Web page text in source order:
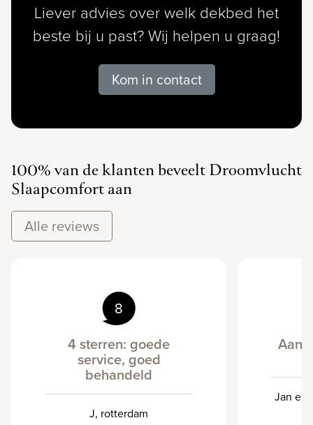
Liever advies over welk dekbed het
beste bij u past? Wij helpen u graag!
Kom in contact
100% van de klanten beveelt Droomvlucht
Slaapcomfort aan
Alle reviews
8
4 sterren: goede
service, goed
behandeld
J, rotterdam
Jan en